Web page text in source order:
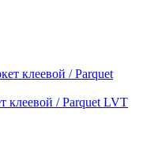
клеевой / Parquet LVT